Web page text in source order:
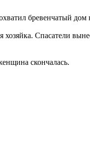
бревенчатый дом
Спасатели
скончалась.